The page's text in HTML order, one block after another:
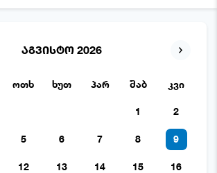
აგვისტო 2026
ოთხ ხუთ პარ შაბ კვი
1 2
5 6 7 8 9
12 13 14 15 16